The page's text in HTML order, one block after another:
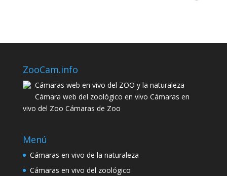
ZooCam.info
Cámaras web en vivo del ZOO y la naturaleza
Cámara web del zoológico en vivo Cámaras en
vivo del Zoo Cámaras de Zoo
Menú
Cámaras en vivo de la naturaleza
Cámaras en vivo del zoológico